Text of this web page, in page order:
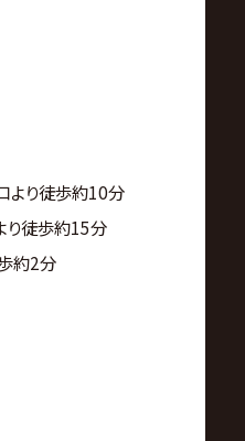
より徒歩約10分
徒歩約15分
約2分